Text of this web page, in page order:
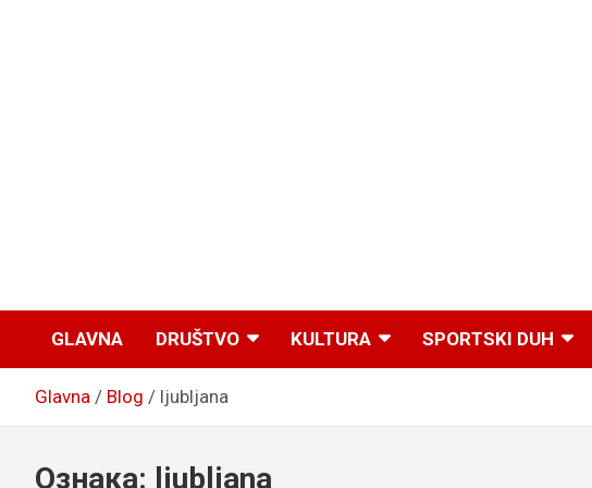
GLAVNA DRUŠTVO KULTURA SPORTSKI DUH
Glavna Blog ljubljana
Ознака: ljubljana